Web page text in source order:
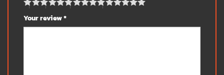
Your review*